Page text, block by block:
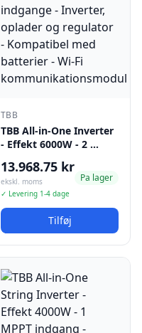
TBB
TBB All-in-One Inverter
- Effekt 6000W - 2 …
13.968.75 kr
ekskl. moms
✓ Levering 1-4 dage
Pa lager
Tilføj